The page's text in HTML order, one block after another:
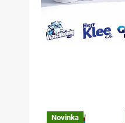
Novinka